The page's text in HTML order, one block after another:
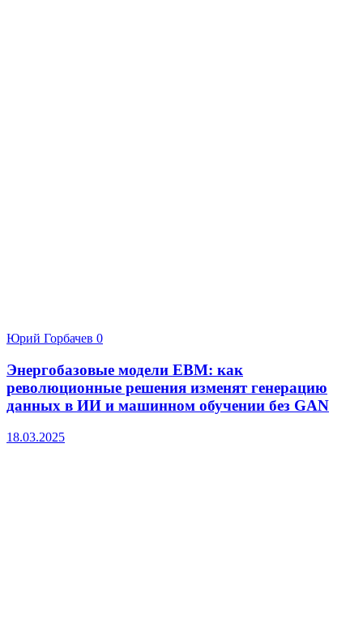
Юрий Горбачев 0
Энергобазовые модели EBM: как
революционные решения изменят генерацию
данных в ИИ и машинном обучении без GAN
18.03.2025